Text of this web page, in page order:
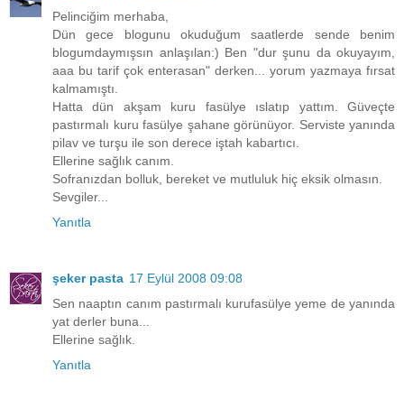
Pelinciğim merhaba,
Dün gece blogunu okuduğum saatlerde sende benim
blogumdaymışsın anlaşılan:) Ben "dur şunu da okuyayım,
aaa bu tarif çok enterasan" derken... yorum yazmaya fırsat
kalmamıştı.
Hatta dün akşam kuru fasülye ıslatıp yattım. Güveçte
pastırmalı kuru fasülye şahane görünüyor. Serviste yanında
pilav ve turşu ile son derece iştah kabartıcı.
Ellerine sağlık canım.
Sofranızdan bolluk, bereket ve mutluluk hiç eksik olmasın.
Sevgiler...
Yanıtla
şeker pasta 17 Eylül 2008 09:08
Sen naaptın canım pastırmalı kurufasülye yeme de yanında
yat derler buna...
Ellerine sağlık.
Yanıtla